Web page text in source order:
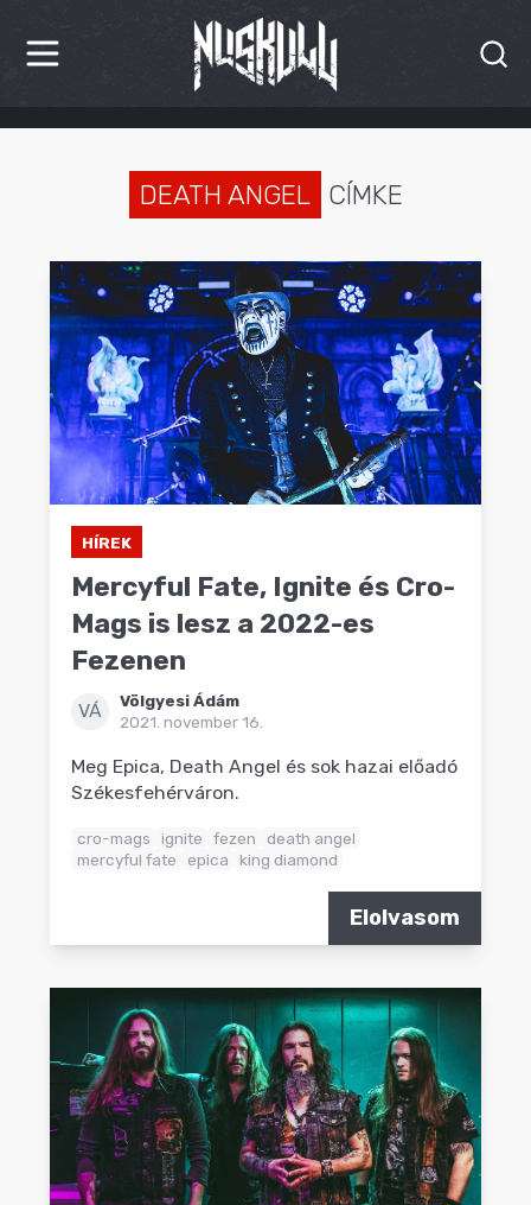
HÍREK
INTERJÚK
PREMIEREK
KULT
MÁSVILÁG
DEATH ANGEL CÍMKE
HÍREK
Mercyful Fate, Ignite és Cro-
Mags is lesz a 2022-es
Fezenen
VÁ
Völgyesi Ádám
2021. november 16.
Meg Epica, Death Angel és sok hazai előadó
Székesfehérváron.
cro-mags ignite fezen
death angel
mercyful fate
epica king diamond
Elolvasom